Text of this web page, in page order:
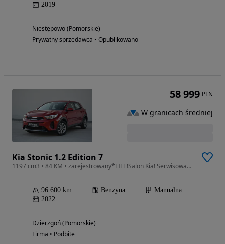
2019
Niestępowo (Pomorskie)
Prywatny sprzedawca • Opublikowano
Kia Stonic 1.2 Edition 7
1197 cm3 • 84 KM • zarejestrowany*LIFT!Salon Kia! Serwisowany! Carplay! Roczna gwarancja!
96 600 km Benzyna
Manualna
2022
Dzierzgoń (Pomorskie)
Firma • Podbite
58 999 PLN
W granicach średniej